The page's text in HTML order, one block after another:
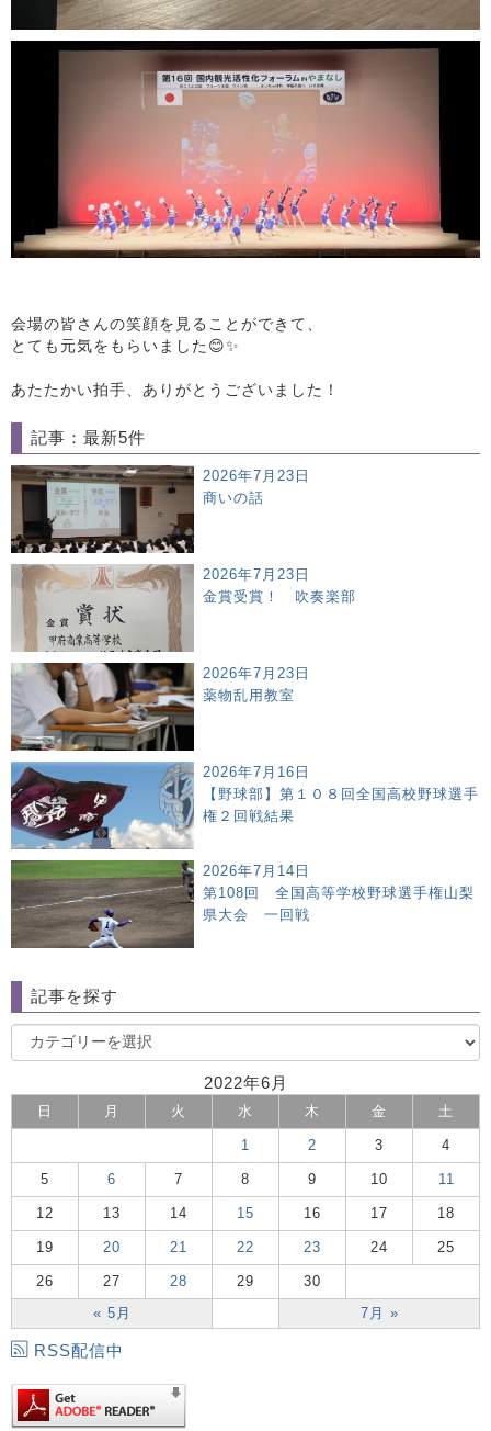
会場の皆さんの笑顔を見ることができて、
とても元気をもらいました😊✨
あたたかい拍手、ありがとうございました！
記事：最新5件
2026年7月23日
商いの話
2026年7月23日
金賞受賞！ 吹奏楽部
2026年7月23日
薬物乱用教室
2026年7月16日
【野球部】第１０８回全国高校野球選手
権２回戦結果
2026年7月14日
第108回 全国高等学校野球選手権山梨
県大会 一回戦
記事を探す
2022年6月
日 月 火 水 木 金 土
« 5月 7月 »
1 2 3 4
5 6 7 8 9 10 11
12 13 14 15 16 17 18
19 20 21 22 23 24 25
26 27 28 29 30
RSS配信中